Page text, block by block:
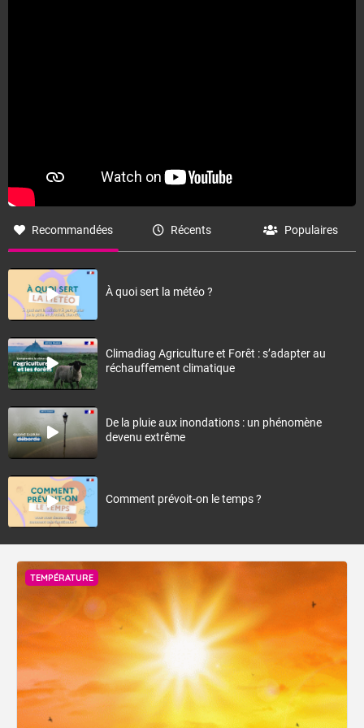
Recommandées Récents Populaires
À quoi sert la météo ?
Climadiag Agriculture et Forêt : s’adapter au
réchauffement climatique
De la pluie aux inondations : un phénomène
devenu extrême
Comment prévoit-on le temps ?
TEMPÉRATURE